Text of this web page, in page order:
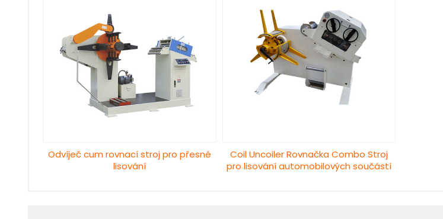
Odvíječ cum rovnací stroj pro přesné
lisování
Coil Uncoiler Rovnačka Combo Stroj
pro lisování automobilových součástí